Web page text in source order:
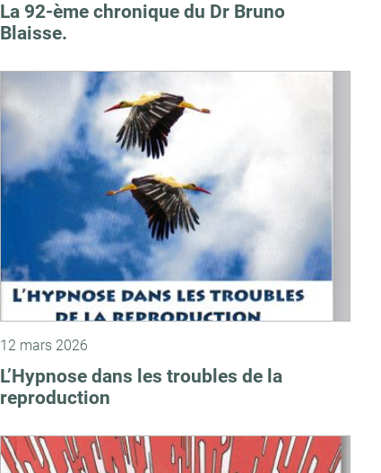
La 92-ème chronique du Dr Bruno
Blaisse.
12 mars 2026
L’Hypnose dans les troubles de la
reproduction